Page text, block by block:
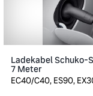
Ladekabel Schuko-
7 Meter
EC40/C40, ES90,